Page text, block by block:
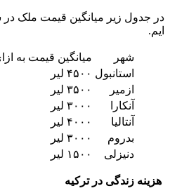
در جدول زیر میانگین قیمت ملک در
ایم.
شهر
میانگین قیمت به
استانبول ۴۵۰۰ لیر
ازمیر
۳۵۰۰ لیر
آنکارا
۳۰۰۰ لیر
آنتالیا
۴۰۰۰ لیر
بدروم
۳۰۰۰ لیر
دنیزلی
۱۵۰۰ لیر
هزینه زندگی در ترکیه